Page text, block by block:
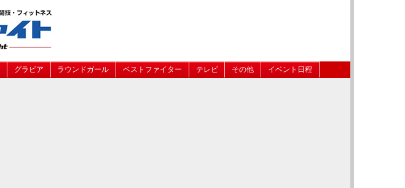
グラビア ラウンドガール ベストファイター テレビ その他 イベント日程